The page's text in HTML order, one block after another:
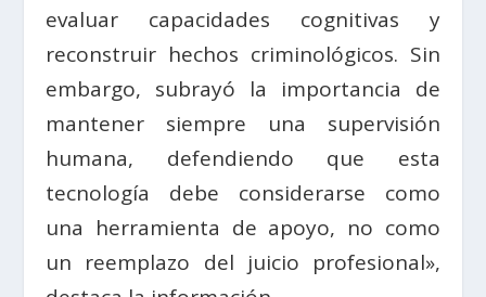
evaluar capacidades cognitivas y
reconstruir hechos criminológicos. Sin
embargo, subrayó la importancia de
mantener siempre una supervisión
humana, defendiendo que esta
tecnología debe considerarse como
una herramienta de apoyo, no como
un reemplazo del juicio profesional»,